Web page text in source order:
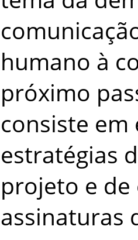
humano à
próximo
consiste em
estratégias
projeto e de
assinaturas